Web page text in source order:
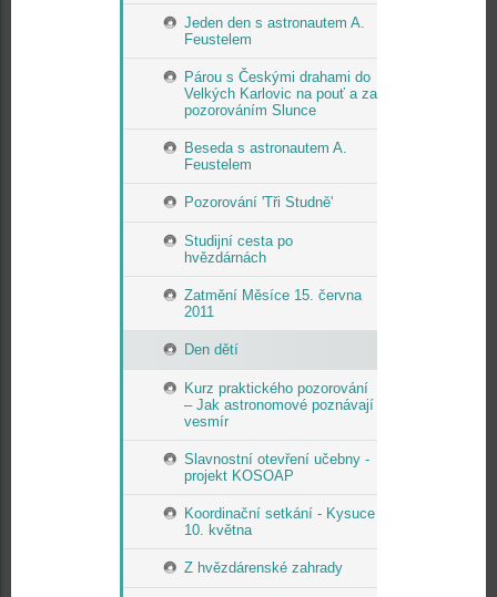
Jeden den s astronautem A.
Feustelem
Párou s Českými drahami do
Velkých Karlovic na pouť a za
pozorováním Slunce
Beseda s astronautem A.
Feustelem
Pozorování 'Tři Studně'
Studijní cesta po
hvězdárnách
Zatmění Měsíce 15. června
2011
Den dětí
Kurz praktického pozorování
– Jak astronomové poznávají
vesmír
Slavnostní otevření učebny -
projekt KOSOAP
Koordinační setkání - Kysuce
10. května
Z hvězdárenské zahrady